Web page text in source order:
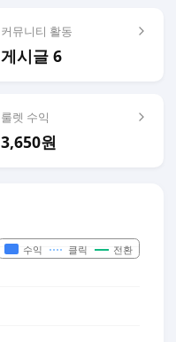
커뮤니티 활동
게시글 6
룰렛 수익
3,650원